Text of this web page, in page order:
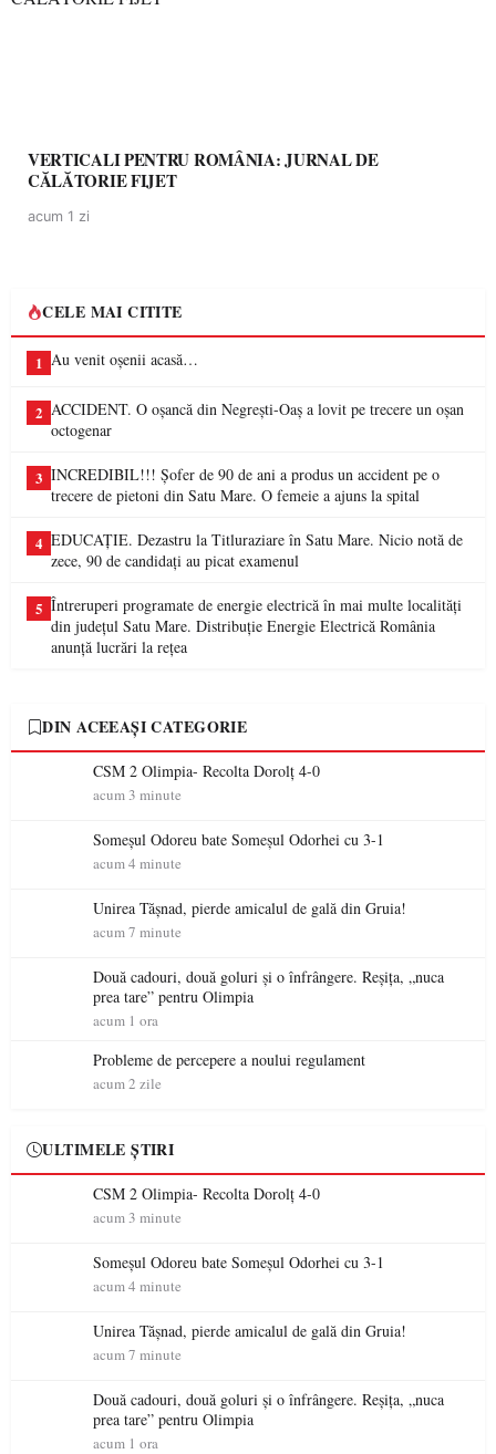
VERTICALI PENTRU ROMÂNIA: JURNAL DE
CĂLĂTORIE FIJET
acum 1 zi
CELE MAI CITITE
1 Au venit oșenii acasă…
2 ACCIDENT. O oșancă din Negrești-Oaș a lovit pe trecere un oșan
octogenar
3 INCREDIBIL!!! Șofer de 90 de ani a produs un accident pe o
trecere de pietoni din Satu Mare. O femeie a ajuns la spital
4 EDUCAȚIE. Dezastru la Titluraziare în Satu Mare. Nicio notă de
zece, 90 de candidați au picat examenul
5 Întreruperi programate de energie electrică în mai multe localități
din județul Satu Mare. Distribuție Energie Electrică România
anunță lucrări la rețea
DIN ACEEAȘI CATEGORIE
CSM 2 Olimpia- Recolta Dorolț 4-0
acum 3 minute
Someșul Odoreu bate Someșul Odorhei cu 3-1
acum 4 minute
Unirea Tășnad, pierde amicalul de gală din Gruia!
acum 7 minute
Două cadouri, două goluri și o înfrângere. Reșița, „nuca
prea tare” pentru Olimpia
acum 1 ora
Probleme de percepere a noului regulament
acum 2 zile
ULTIMELE ȘTIRI
CSM 2 Olimpia- Recolta Dorolț 4-0
acum 3 minute
Someșul Odoreu bate Someșul Odorhei cu 3-1
acum 4 minute
Unirea Tășnad, pierde amicalul de gală din Gruia!
acum 7 minute
Două cadouri, două goluri și o înfrângere. Reșița, „nuca
prea tare” pentru Olimpia
acum 1 ora